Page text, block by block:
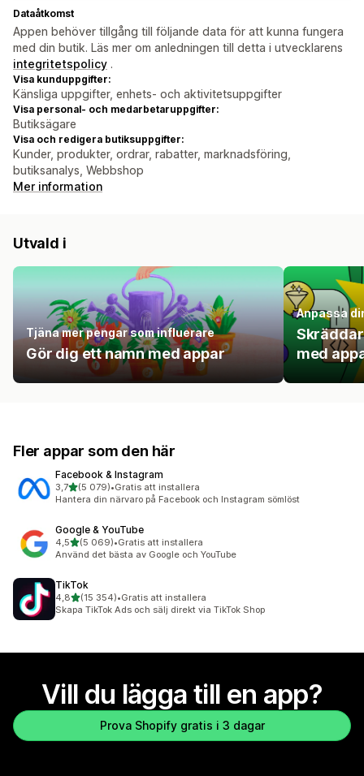
Dataåtkomst
Appen behöver tillgång till följande data för att kunna fungera
med din butik. Läs mer om anledningen till detta i utvecklarens
integritetspolicy .
Visa kunduppgifter:
Känsliga uppgifter, enhets- och aktivitetsuppgifter
Visa personal- och medarbetaruppgifter:
Butiksägare
Visa och redigera butiksuppgifter:
Kunder, produkter, ordrar, rabatter, marknadsföring,
butiksanalys, Webbshop
Mer information
Utvald i
Tjäna mer pengar som influerare
Gör dig ett namn med appar
Anpassa
med
Fler appar som den här
Facebook & Instagram
3,7av 5 stjärnor
(5 079)
5079 recensioner totalt
•Gratis att installera
Hantera din närvaro på Facebook och Instagram sömlöst
Google & YouTube
4,5av 5 stjärnor
(5 069)
5069 recensioner totalt
•Gratis att installera
Använd det bästa av Google och YouTube
TikTok
4,8av 5 stjärnor
(15 354)
15354 recensioner totalt
•Gratis att installera
Skapa TikTok Ads och sälj direkt via TikTok Shop
Vill du lägga till en app?
Prova Shopify gratis i 3 dagar